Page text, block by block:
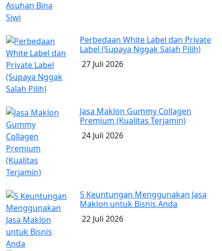
Perbedaan White Label dan Private
Label (Supaya Nggak Salah Pilih)
27 Juli 2026
Jasa Maklon Gummy Collagen
Premium (Kualitas Terjamin)
24 Juli 2026
5 Keuntungan Menggunakan Jasa
Maklon untuk Bisnis Anda
22 Juli 2026